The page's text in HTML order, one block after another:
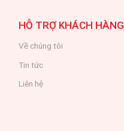
HỖ TRỢ KHÁCH HÀNG
Về chúng tôi
Tin tức
Liên hệ